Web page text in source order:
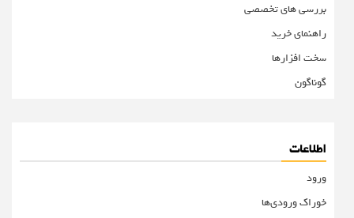
بررسی های تخصصی
راهنمای خرید
سخت افزارها
گوناگون
اطلاعات
ورود
خوراک ورودی‌ها